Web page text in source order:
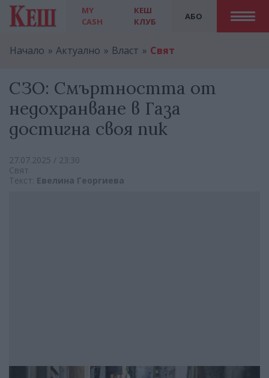
MY
CASH
АБО
КЕШ
КЛУБ
Начало Актуално Власт Свят
СЗО: Смъртността от
недохранване в Газа
достигна своя пик
27.07.2025 / 23:30
Свят
Текст: Евелина Георгиева